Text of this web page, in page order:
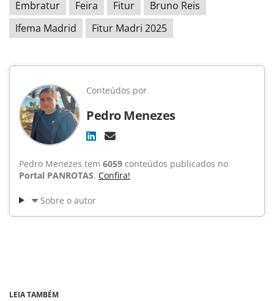
Embratur Feira Fitur
Bruno Reis
Ifema Madrid
Fitur Madri 2025
Conteúdos por
Pedro Menezes
Pedro Menezes tem 6059 conteúdos publicados no
Portal PANROTAS. Confira!
Sobre o autor
LEIA TAMBÉM